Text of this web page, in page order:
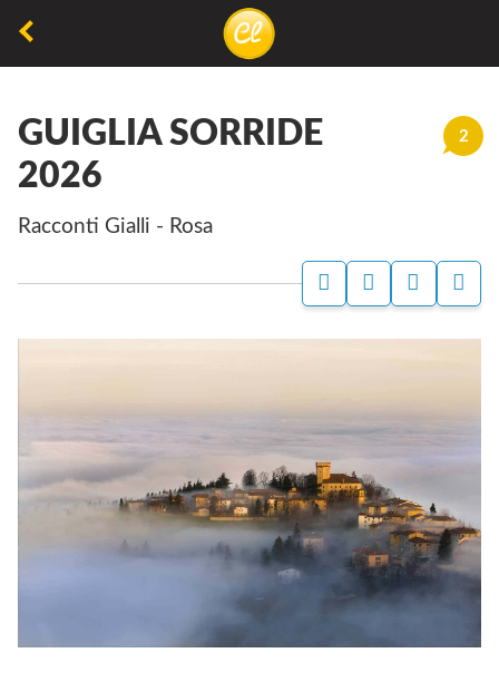
non
permette
camminare,
2
GUIGLIA SORRIDE
2026
Racconti Gialli - Rosa